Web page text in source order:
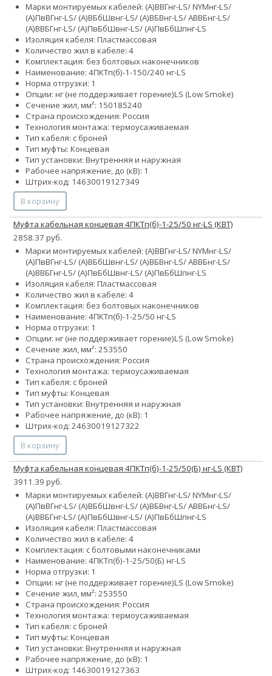
Марки монтируемых кабелей: (А)ВВГнг-LS/ NYMнг-LS/
(А)ПвВГнг-LS/ (А)ВБбШвнг-LS/ (А)ВБВнг-LS/ АВВБнг-LS/
(А)ВВБГнг-LS/ (А)ПвБбШвнг-LS/ (А)ПвБбШпнг-LS
Изоляция кабеля: Пластмассовая
Количество жил в кабеле: 4
Комплектация: без болтовых наконечников
Наименование: 4ПКТп(б)-1-150/240 нг-LS
Норма отгрузки: 1
Опции: нг (не поддерживает горение)LS (Low Smoke)
Сечение жил, мм²: 150185240
Страна происхождения: Россия
Технология монтажа: термоусаживаемая
Тип кабеля: с броней
Тип муфты: Концевая
Тип установки: Внутренняя и наружная
Рабочее напряжение, до (кВ): 1
Штрих-код: 14630019127349
В корзину
Муфта кабельная концевая 4ПКТп(б)-1-25/50 нг-LS (КВТ)
2858.37 руб.
Марки монтируемых кабелей: (А)ВВГнг-LS/ NYMнг-LS/
(А)ПвВГнг-LS/ (А)ВБбШвнг-LS/ (А)ВБВнг-LS/ АВВБнг-LS/
(А)ВВБГнг-LS/ (А)ПвБбШвнг-LS/ (А)ПвБбШпнг-LS
Изоляция кабеля: Пластмассовая
Количество жил в кабеле: 4
Комплектация: без болтовых наконечников
Наименование: 4ПКТп(б)-1-25/50 нг-LS
Норма отгрузки: 1
Опции: нг (не поддерживает горение)LS (Low Smoke)
Сечение жил, мм²: 253550
Страна происхождения: Россия
Технология монтажа: термоусаживаемая
Тип кабеля: с броней
Тип муфты: Концевая
Тип установки: Внутренняя и наружная
Рабочее напряжение, до (кВ): 1
Штрих-код: 24630019127322
В корзину
Муфта кабельная концевая 4ПКТп(б)-1-25/50(Б) нг-LS (КВТ)
3911.39 руб.
Марки монтируемых кабелей: (А)ВВГнг-LS/ NYMнг-LS/
(А)ПвВГнг-LS/ (А)ВБбШвнг-LS/ (А)ВБВнг-LS/ АВВБнг-LS/
(А)ВВБГнг-LS/ (А)ПвБбШвнг-LS/ (А)ПвБбШпнг-LS
Изоляция кабеля: Пластмассовая
Количество жил в кабеле: 4
Комплектация: с болтовыми наконечниками
Наименование: 4ПКТп(б)-1-25/50(Б) нг-LS
Норма отгрузки: 1
Опции: нг (не поддерживает горение)LS (Low Smoke)
Сечение жил, мм²: 253550
Страна происхождения: Россия
Технология монтажа: термоусаживаемая
Тип кабеля: с броней
Тип муфты: Концевая
Тип установки: Внутренняя и наружная
Рабочее напряжение, до (кВ): 1
Штрих-код: 14630019127363